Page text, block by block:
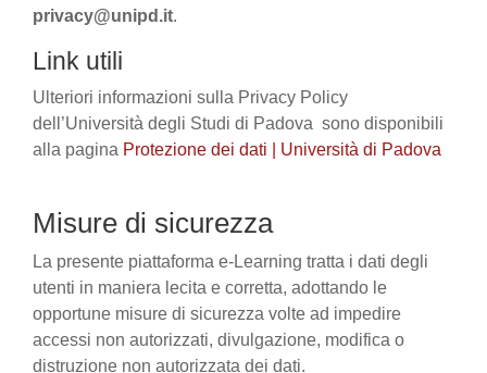
privacy@unipd.it.
Link utili
Ulteriori informazioni sulla Privacy Policy
dell’Università degli Studi di Padova sono disponibili
alla pagina Protezione dei dati | Università di Padova
Misure di sicurezza
La presente piattaforma e-Learning tratta i dati degli
utenti in maniera lecita e corretta, adottando le
opportune misure di sicurezza volte ad impedire
accessi non autorizzati, divulgazione, modifica o
distruzione non autorizzata dei dati.